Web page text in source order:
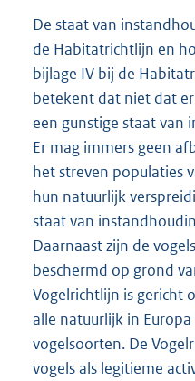
De staat van
de Habitatrichtlijn en
bijlage IV bij de
betekent dat niet dat
een gunstige staat van
Er mag immers geen
het streven populaties
hun natuurlijk
staat van
Daarnaast zijn de
beschermd op grond
Vogelrichtlijn is gericht
alle natuurlijk in
vogelsoorten. De
vogels als legitieme